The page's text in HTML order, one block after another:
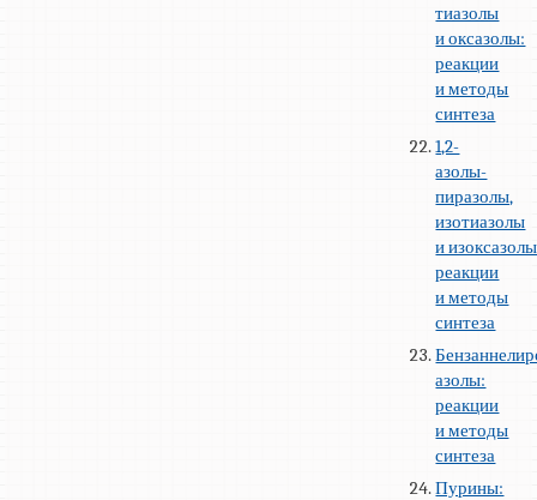
тиазолы
и оксазолы:
реакции
и методы
синтеза
1,2-
азолы-
пиразолы,
изотиазолы
и
реакции
и методы
синтеза
азолы:
реакции
и методы
синтеза
Пурины: